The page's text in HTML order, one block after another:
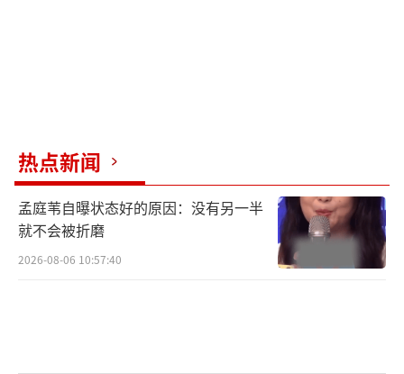
热点新闻
孟庭苇自曝状态好的原因：没有另一半
就不会被折磨
2026-08-06 10:57:40